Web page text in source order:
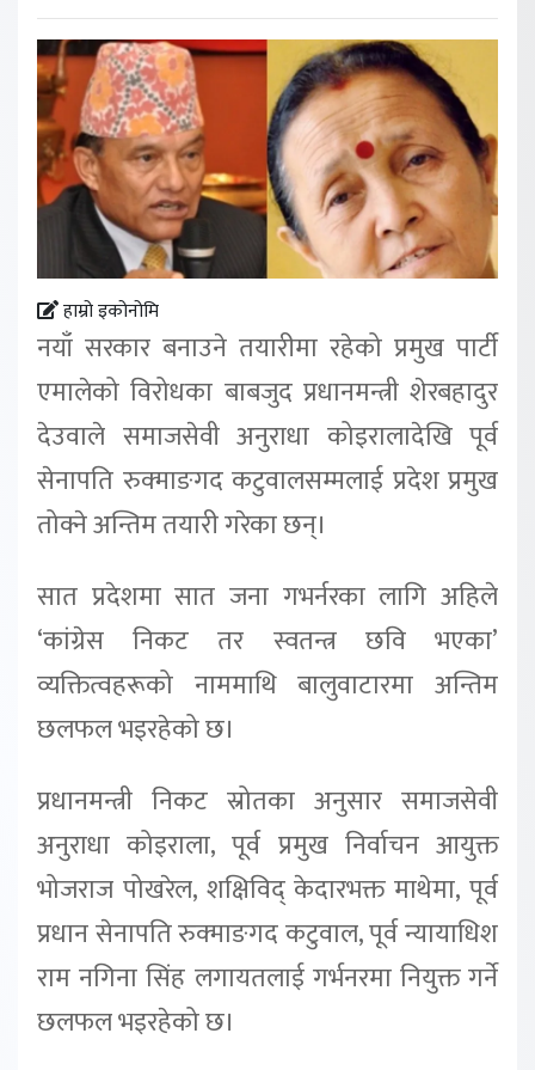
हाम्रो इकोनोमि
नयाँ सरकार बनाउने तयारीमा रहेको प्रमुख पार्टी
एमालेको विरोधका बाबजुद प्रधानमन्त्री शेरबहादुर
देउवाले समाजसेवी अनुराधा कोइरालादेखि पूर्व
सेनापति रुक्माङगद कटुवालसम्मलाई प्रदेश प्रमुख
तोक्ने अन्तिम तयारी गरेका छन्।
सात प्रदेशमा सात जना गभर्नरका लागि अहिले
‘कांग्रेस निकट तर स्वतन्त्र छवि भएका’
व्यक्तित्वहरूको नाममाथि बालुवाटारमा अन्तिम
छलफल भइरहेको छ।
प्रधानमन्त्री निकट स्रोतका अनुसार समाजसेवी
अनुराधा कोइराला, पूर्व प्रमुख निर्वाचन आयुक्त
भोजराज पोखरेल, शक्षिविद् केदारभक्त माथेमा, पूर्व
प्रधान सेनापति रुक्माङगद कटुवाल, पूर्व न्यायाधिश
राम नगिना सिंह लगायतलाई गर्भनरमा नियुक्त गर्ने
छलफल भइरहेको छ।